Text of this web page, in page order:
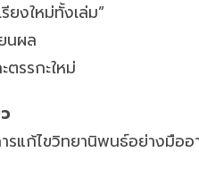
ยงใหม่ทั้งเล่ม”
นผล
รรกะใหม่
รแก้ไขวิทยานิพนธ์อย่างมือ